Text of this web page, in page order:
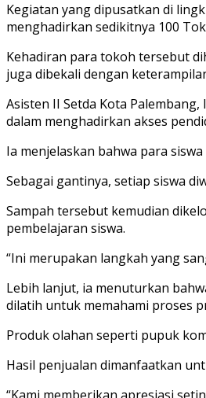
Kegiatan yang dipusatkan di
menghadirkan sedikitnya 100
Kehadiran para tokoh tersebut
juga dibekali dengan
Asisten II Setda Kota
dalam menghadirkan akses
Ia menjelaskan bahwa para
Sebagai gantinya, setiap siswa
Sampah tersebut kemudian
pembelajaran siswa.
“Ini merupakan langkah yang
Lebih lanjut, ia menuturkan
dilatih untuk memahami proses
Produk olahan seperti pupuk
Hasil penjualan dimanfaatkan